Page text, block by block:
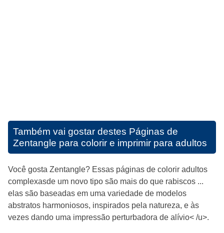
Também vai gostar destes Páginas de
Zentangle para colorir e imprimir para adultos
Você gosta Zentangle? Essas páginas de colorir adultos
complexasde um novo tipo são mais do que rabiscos ...
elas são baseadas em uma variedade de modelos
abstratos harmoniosos, inspirados pela natureza, e às
vezes dando uma impressão perturbadora de alívio< /u>.